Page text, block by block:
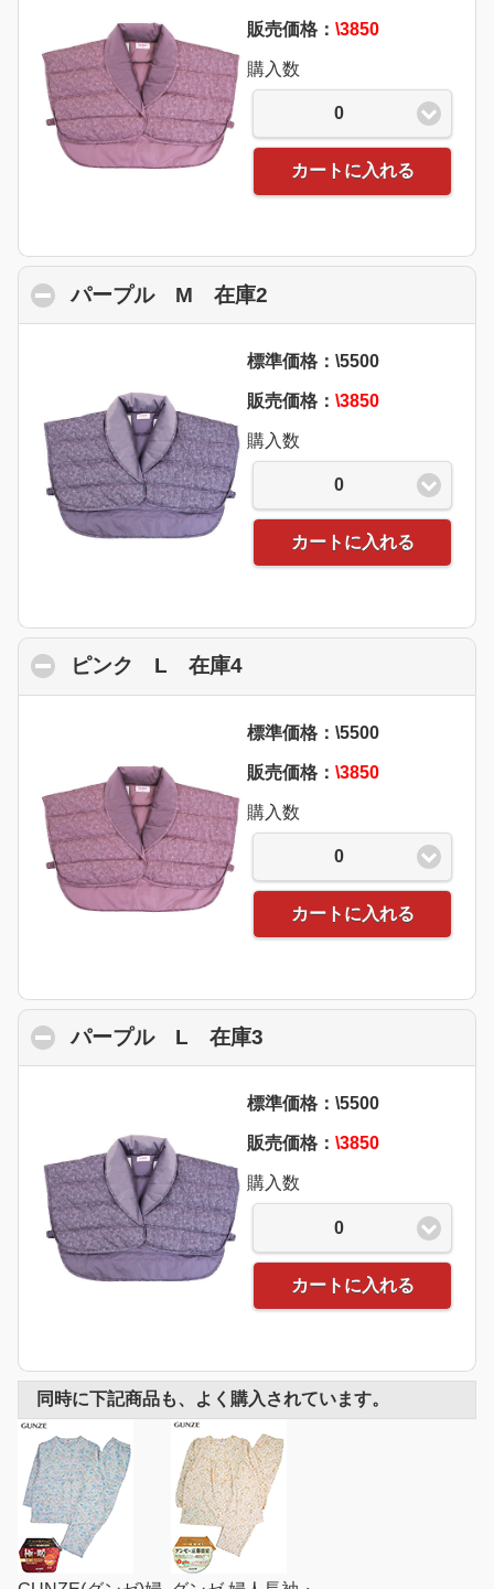
販売価格： \3850
購入数
0
カートに入れる
パープル M 在庫2
標準価格：\5500
販売価格： \3850
購入数
0
カートに入れる
ピンク L 在庫4click to collapse
標準価格：\5500
販売価格： \3850
購入数
0
カートに入れる
パープル L 在庫3
標準価格：\5500
販売価格： \3850
購入数
0
カートに入れる
同時に下記商品も、よく購入されています。